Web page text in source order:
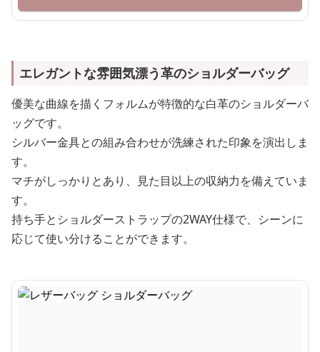
エレガントな雰囲気漂う革のショルダーバッグ
優美な曲線を描くフォルムが特徴的な白革のショルダーバ
ッグです。
シルバー金具との組み合わせが洗練された印象を演出しま
す。
マチがしっかりとあり、見た目以上の収納力を備えていま
す。
持ち手とショルダーストラップの2WAY仕様で、シーンに
応じて使い分けることができます。